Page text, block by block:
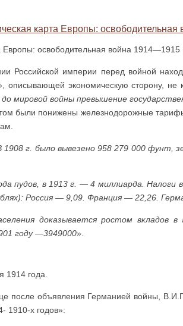
осво­бо­ди­тель­ная вой­на 1914—1915
Россий­ской империи перед войной
описывающей экономическую сторону, не
мировой войны превышение
были понижены железнодорожные
1908 г. было вывезено 958 279 000 фунт,
пудов, в 1913 г. — 4 миллиарда. Налоги
Россия — 9,09. Франция — 22,26.
дока­зывается ростом вкладов в
году —3949000».
1914 года.
после объявления Германией войны,
1910-х годов»: